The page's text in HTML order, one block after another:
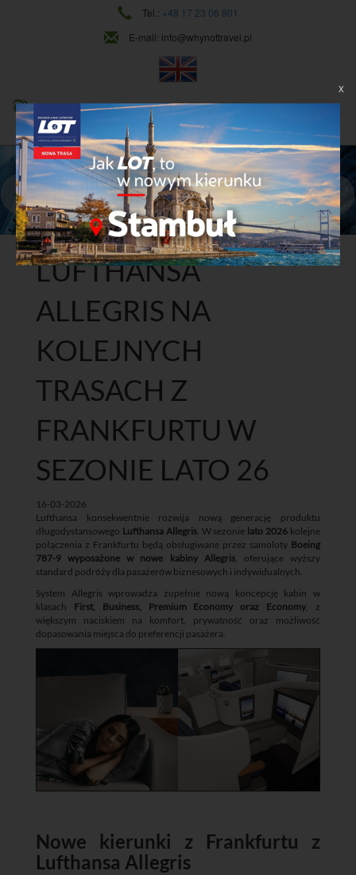
Tel.: +48 17 23 06 801
E-mail: info@whynottravel.pl
NAJWYŻSZY POZIOM USŁUG
CIĄGŁY ROZWÓJ
Dowiedz się więcej
LUFTHANSA
ALLEGRIS NA
KOLEJNYCH
TRASACH Z
FRANKFURTU W
SEZONIE LATO 26
16-03-2026
Lufthansa konsekwentnie rozwija nową generację produktu
długodystansowego Lufthansa Allegris. W sezonie lato 2026 kolejne
połączenia z Frankfurtu będą obsługiwane przez samoloty Boeing
787-9 wyposażone w nowe kabiny Allegris, oferujące wyższy
standard podróży dla pasażerów biznesowych i indywidualnych.
System Allegris wprowadza zupełnie nową koncepcję kabin w
klasach First, Business, Premium Economy oraz Economy, z
większym naciskiem na komfort, prywatność oraz możliwość
dopasowania miejsca do preferencji pasażera.
Nowe kierunki z Frankfurtu z
Lufthansa Allegris
X